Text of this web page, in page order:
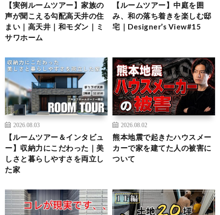
【実例ルームツアー】家族の
声が聞こえる勾配高天井の住
まい｜高天井｜和モダン｜ミ
サワホーム
【ルームツアー】中庭を囲
み、和の落ち着きを楽しむ邸
宅｜Designer’s View#15
2026.08.03
【ルームツアー＆インタビュ
ー】収納力にこだわった｜美
しさと暮らしやすさを両立し
た家
2026.08.02
熊本地震で起きたハウスメー
カーで家を建てた人の被害に
ついて